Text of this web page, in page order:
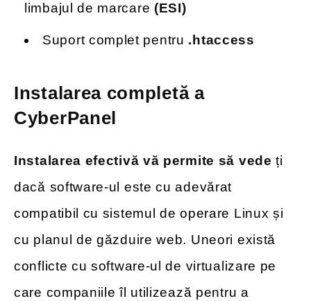
limbajul de marcare (ESI)
Suport complet pentru .htaccess
Instalarea completă a
CyberPanel
Instalarea efectivă vă permite să vede ți
dacă software-ul este cu adevărat
compatibil cu sistemul de operare Linux și
cu planul de găzduire web. Uneori există
conflicte cu software-ul de virtualizare pe
care companiile îl utilizează pentru a